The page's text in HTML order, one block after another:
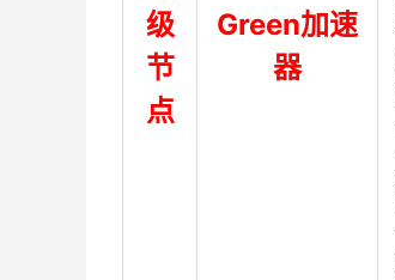
级
节
点
Green加速
器